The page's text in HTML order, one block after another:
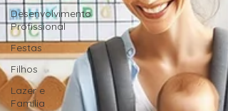
Desenvolvimento
Profissional
Festas
Filhos
Lazer e
Família